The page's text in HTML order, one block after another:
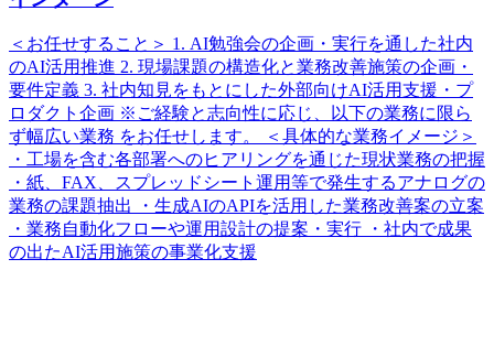
＜お任せすること＞ 1. AI勉強会の企画・実行を通した社内
のAI活用推進 2. 現場課題の構造化と業務改善施策の企画・
要件定義 3. 社内知見をもとにした外部向けAI活用支援・プ
ロダクト企画 ※ご経験と志向性に応じ、以下の業務に限ら
ず幅広い業務 をお任せします。 ＜具体的な業務イメージ＞
・工場を含む各部署へのヒアリングを通じた現状業務の把握
・紙、FAX、スプレッドシート運用等で発生するアナログの
業務の課題抽出 ・生成AIのAPIを活用した業務改善案の立案
・業務自動化フローや運用設計の提案・実行 ・社内で成果
の出たAI活用施策の事業化支援